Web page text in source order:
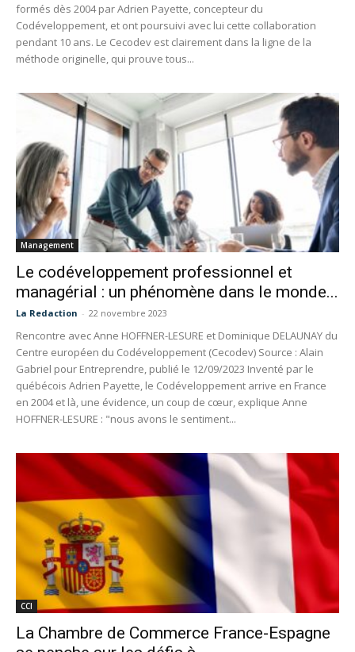
formés dès 2004 par Adrien Payette, concepteur du
Codéveloppement, et ont poursuivi avec lui cette collaboration
pendant 10 ans. Le Cecodev est clairement dans la ligne de la
méthode originelle, qui prouve tous...
Management
Le codéveloppement professionnel et
managérial : un phénomène dans le monde...
La Redaction - 22 novembre 2023
Rencontre avec Anne HOFFNER-LESURE et Dominique DELAUNAY du
Centre européen du Codéveloppement (Cecodev) Source : Alain
Gabriel pour Entreprendre, publié le 12/09/2023 Inventé par le
québécois Adrien Payette, le Codéveloppement arrive en France
en 2004 et là, une évidence, un coup de cœur, explique Anne
HOFFNER-LESURE : "nous avons le sentiment...
CCI
La Chambre de Commerce France-Espagne